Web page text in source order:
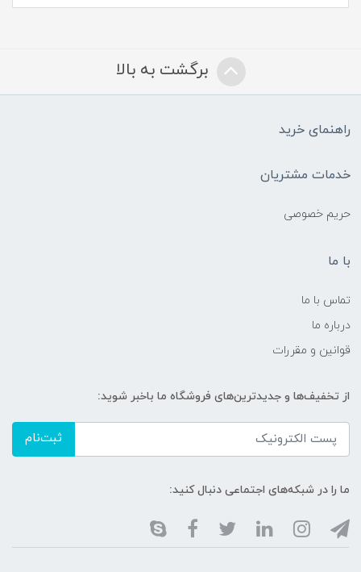
برگشت به بالا
راهنمای خرید
خدمات مشتریان
حریم خصوصی
با ما
تماس با ما
درباره ما
قوانین و مقررات
از تخفیف‌ها و جدیدترین‌های فروشگاه ما باخبر شوید:
ثبت‌نام
ما را در شبکه‌های اجتماعی دنبال کنید: